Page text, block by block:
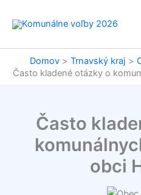
Domov Trnavský kraj
Často kladené otázky o
Často
obci